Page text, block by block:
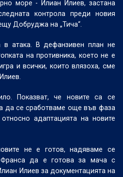
море - Илиан Илиев, застана
контрола преди новия
Добруджа на „Тича“.
в атака. В дефанзивен план не
на противника, което не е
и всички, които влязоха, сме
Показват, че новите са се
да се сработваме още във фаза
адаптацията на новите
не е готов, надяваме се
Франса да е готова за мача с
Илиев за документацията на